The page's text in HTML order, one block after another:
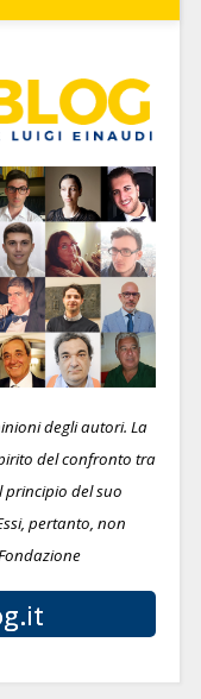
degli autori. La
del confronto tra
principio del suo
pertanto, non